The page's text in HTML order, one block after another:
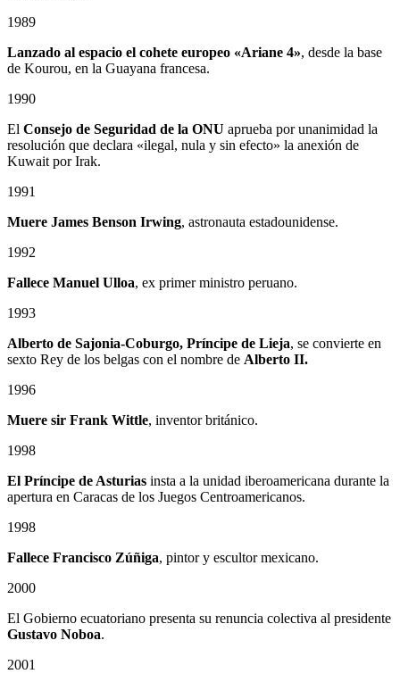
1989
Lanzado al espacio el cohete europeo «Ariane 4», desde la base
de Kourou, en la Guayana francesa.
1990
El Consejo de Seguridad de la ONU aprueba por unanimidad la
resolución que declara «ilegal, nula y sin efecto» la anexión de
Kuwait por Irak.
1991
Muere James Benson Irwing, astronauta estadounidense.
1992
Fallece Manuel Ulloa, ex primer ministro peruano.
1993
Alberto de Sajonia-Coburgo, Príncipe de Lieja, se convierte en
sexto Rey de los belgas con el nombre de Alberto II.
1996
Muere sir Frank Wittle, inventor británico.
1998
El Príncipe de Asturias insta a la unidad iberoamericana durante la
apertura en Caracas de los Juegos Centroamericanos.
1998
Fallece Francisco Zúñiga, pintor y escultor mexicano.
2000
El Gobierno ecuatoriano presenta su renuncia colectiva al presidente
Gustavo Noboa.
2001